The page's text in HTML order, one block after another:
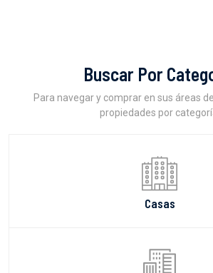
Buscar Por
Para navegar y comprar en sus áreas
propiedades por
Casas